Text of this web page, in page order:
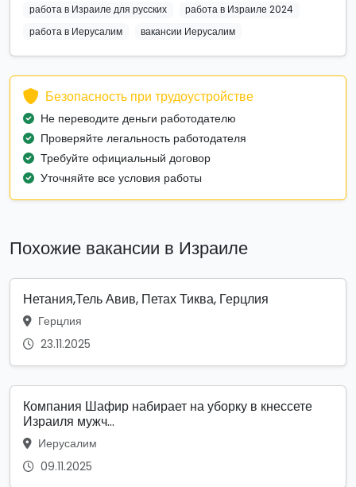
работа в Израиле для русских
работа в Израиле 2024
работа в Иерусалим
вакансии Иерусалим
Безопасность при трудоустройстве
Не переводите деньги работодателю
Проверяйте легальность работодателя
Требуйте официальный договор
Уточняйте все условия работы
Похожие вакансии в Израиле
Нетания,Тель Авив, Петах Тиква, Герцлия
Герцлия
23.11.2025
Компания Шафир набирает на уборку в кнессете
Израиля мужч...
Иерусалим
09.11.2025